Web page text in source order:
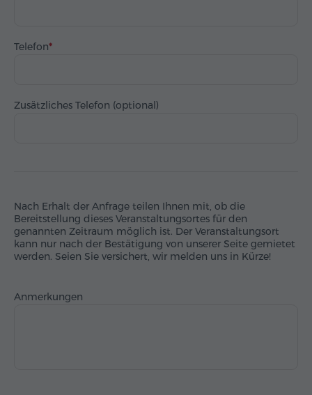
Telefon
Zusätzliches Telefon (optional)
Nach Erhalt der Anfrage teilen Ihnen mit, ob die
Bereitstellung dieses Veranstaltungsortes für den
genannten Zeitraum möglich ist. Der Veranstaltungsort
kann nur nach der Bestätigung von unserer Seite gemietet
werden. Seien Sie versichert, wir melden uns in Kürze!
Anmerkungen